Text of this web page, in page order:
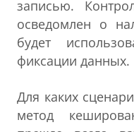
записью.
осведомлен о
будет
фиксации данных.
Для каких
метод